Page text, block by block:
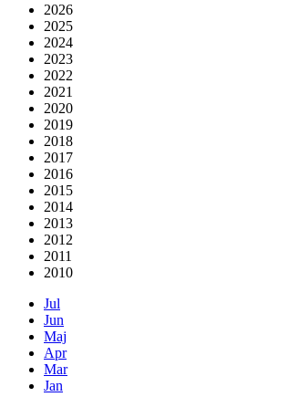
2026
2025
2024
2023
2022
2021
2020
2019
2018
2017
2016
2015
2014
2013
2012
2011
2010
Jul
Jun
Maj
Apr
Mar
Jan